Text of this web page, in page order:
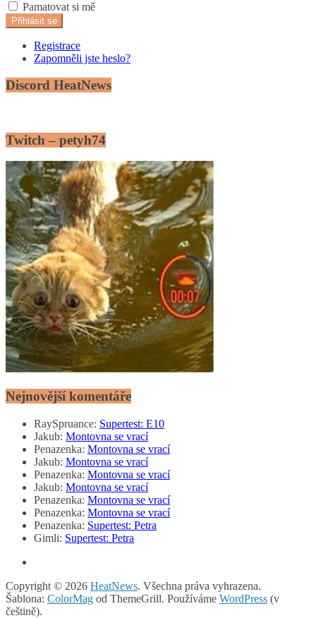
Pamatovat si mě
Přihlásit se
Registrace
Zapomněli jste heslo?
Discord HeatNews
Twitch – petyh74
Nejnovější komentáře
RaySpruance: Supertest: E10
Jakub: Montovna se vrací
Penazenka: Montovna se vrací
Jakub: Montovna se vrací
Penazenka: Montovna se vrací
Jakub: Montovna se vrací
Penazenka: Montovna se vrací
Penazenka: Montovna se vrací
Penazenka: Supertest: Petra
Gimli: Supertest: Petra
Copyright © 2026 HeatNews. Všechna práva vyhrazena.
Šablona: ColorMag od ThemeGrill. Používáme WordPress (v
češtině).